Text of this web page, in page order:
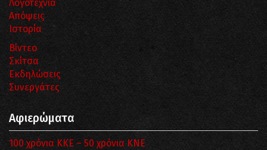
Λογοτεχνία
Απόψεις
Ιστορία
Βίντεο
Σκίτσα
Εκδηλώσεις
Συνεργάτες
Αφιερώματα
100 χρόνια ΚΚΕ – 50 χρόνια ΚΝΕ